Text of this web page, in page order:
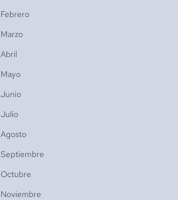
Febrero
Marzo
Abril
Mayo
Junio
Julio
Agosto
Septiembre
Octubre
Noviembre